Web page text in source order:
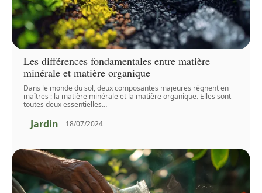
Les différences fondamentales entre matière
minérale et matière organique
Dans le monde du sol, deux composantes majeures règnent en
maîtres : la matière minérale et la matière organique. Elles sont
toutes deux essentielles…
Jardin 18/07/2024